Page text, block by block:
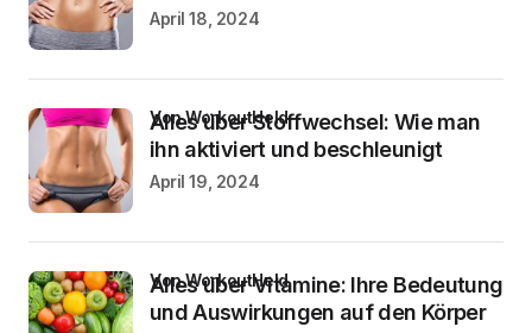
April 18, 2024
Alles über Stoffwechsel: Wie man
ihn aktiviert und beschleunigt
von WorkoutHeld
April 19, 2024
Alles über Vitamine: Ihre Bedeutung
und Auswirkungen auf den Körper
von WorkoutHeld